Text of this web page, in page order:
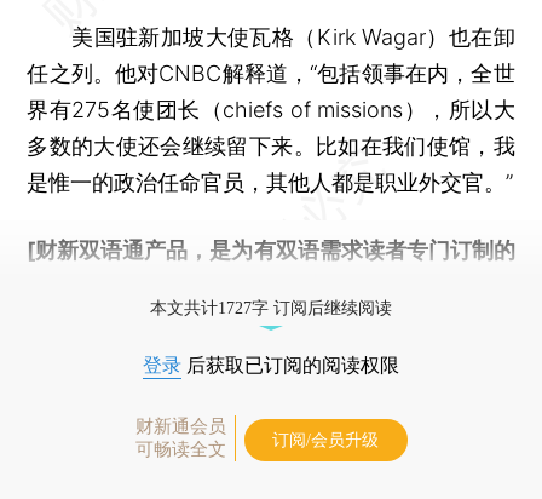
美国驻新加坡大使瓦格（Kirk Wagar）也在卸
任之列。他对CNBC解释道，“包括领事在内，全世
界有275名使团长（chiefs of missions），所以大
多数的大使还会继续留下来。比如在我们使馆，我
是惟一的政治任命官员，其他人都是职业外交官。”
[财新双语通产品，是为有双语需求读者专门订制的
本文共计1727字 订阅后继续阅读
登录 后获取已订阅的阅读权限
财新通会员
可畅读全文
订阅/会员升级